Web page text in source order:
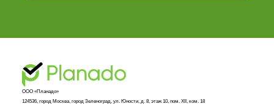
ООО «Планадо»
124536, город Москва, город Зеленоград, ул. Юности, д. 8, этаж 10, пом. XII, ком. 18